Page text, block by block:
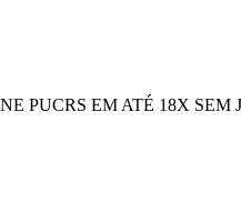
PUCRS EM ATÉ 18X SEM